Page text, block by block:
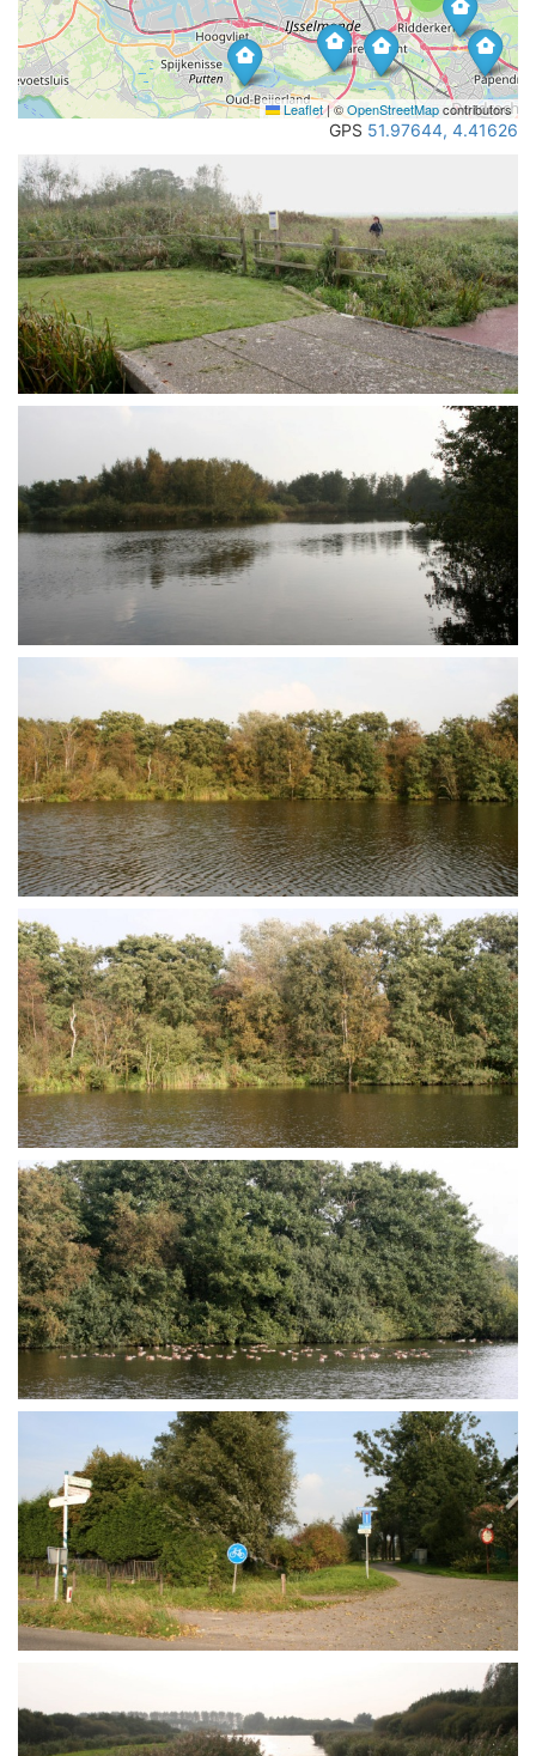
Leaflet|©OpenStreetMapcontributors
GPS 51.97644, 4.41626